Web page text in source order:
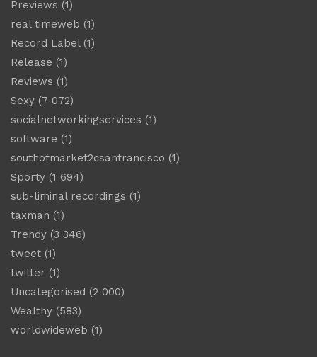
Previews (1)
real timeweb (1)
Record Label(1)
Release (1)
Reviews (1)
Sexy (7 072)
socialnetworkingservices (1)
software (1)
southofmarket2csanfrancisco (1)
Sporty (1 694)
sub-liminal recordings (1)
taxman (1)
Trendy (3 346)
tweet (1)
twitter (1)
Uncategorised (2 000)
Wealthy (583)
worldwideweb (1)